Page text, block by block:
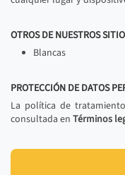
OTROS DE NUESTROS
Blancas
PROTECCIÓN DE DATOS
La política de
consultada en Términos